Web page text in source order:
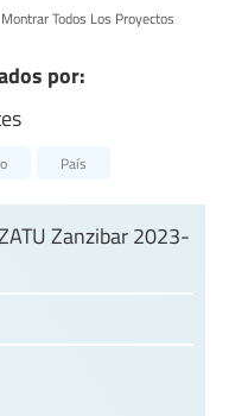
Montrar Todos Los Proyectos
por:
País
Zanzibar 2023-